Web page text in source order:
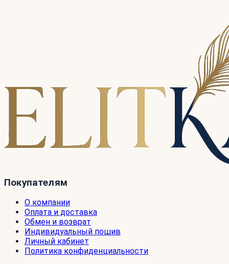
Покупателям
О компании
Оплата и доставка
Обмен и возврат
Индивидуальный пошив
Личный кабинет
Политика конфиденциальности